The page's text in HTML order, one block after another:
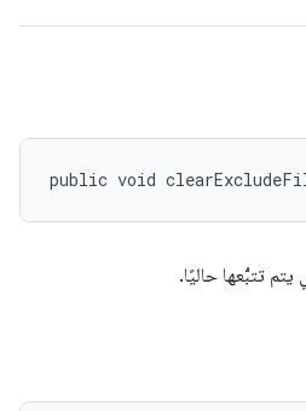
public void
تتبُّعها حاليًا.